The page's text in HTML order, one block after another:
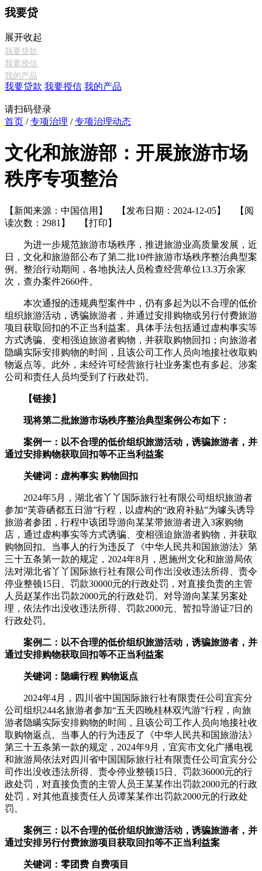
我要贷
展开收起
我要贷款
我要授信
我的产品
我要贷款 我要授信 我的产品
请扫码登录
首页 /专项治理 /专项治理动态
文化和旅游部：开展旅游市场
秩序专项整治
【新闻来源：中国信用】 【发布日期：2024-12-05】 【阅
读次数：2981】
【打印】
为进一步规范旅游市场秩序，推进旅游业高质量发展，近
日，文化和旅游部公布了第二批10件旅游市场秩序整治典型案
例。整治行动期间，各地执法人员检查经营单位13.3万余家
次，查办案件2660件。
本次通报的违规典型案件中，仍有多起为以不合理的低价
组织旅游活动，诱骗旅游者，并通过安排购物或另行付费旅游
项目获取回扣的不正当利益案。具体手法包括通过虚构事实等
方式诱骗、变相强迫旅游者购物，并获取购物回扣；向旅游者
隐瞒实际安排购物的时间，且该公司工作人员向地接社收取购
物返点等。此外，未经许可经营旅行社业务案也有多起。涉案
公司和责任人员均受到了行政处罚。
【链接】
现将第二批旅游市场秩序整治典型案例公布如下：
案例一：以不合理的低价组织旅游活动，诱骗旅游者，并
通过安排购物获取回扣等不正当利益案
关键词：虚构事实 购物回扣
2024年5月，湖北省丫丫国际旅行社有限公司组织旅游者
参加“芙蓉硒都五日游”行程，以虚构的“政府补贴”为噱头诱导
旅游者参团，行程中该团导游向某某带旅游者进入3家购物
店，通过虚构事实等方式诱骗、变相强迫旅游者购物，并获取
购物回扣。当事人的行为违反了《中华人民共和国旅游法》第
三十五条第一款的规定，2024年8月，恩施州文化和旅游局依
法对湖北省丫丫国际旅行社有限公司作出没收违法所得、责令
停业整顿15日、罚款30000元的行政处罚，对直接负责的主管
人员赵某作出罚款2000元的行政处罚。对导游向某某另案处
理，依法作出没收违法所得、罚款2000元、暂扣导游证7日的
行政处罚。
案例二：以不合理的低价组织旅游活动，诱骗旅游者，并
通过安排购物获取回扣等不正当利益案
关键词：隐瞒行程 购物返点
2024年4月，四川省中国国际旅行社有限责任公司宜宾分
公司组织244名旅游者参加“五天四晚桂林双汽游”行程，向旅
游者隐瞒实际安排购物的时间，且该公司工作人员向地接社收
取购物返点。当事人的行为违反了《中华人民共和国旅游法》
第三十五条第一款的规定，2024年9月，宜宾市文化广播电视
和旅游局依法对四川省中国国际旅行社有限责任公司宜宾分公
司作出没收违法所得、责令停业整顿15日、罚款36000元的行
政处罚，对直接负责的主管人员王某某作出罚款2000元的行政
处罚，对其他直接责任人员谭某某作出罚款2000元的行政处
罚。
案例三：以不合理的低价组织旅游活动，诱骗旅游者，并
通过安排另行付费旅游项目获取回扣等不正当利益案
关键词：零团费 自费项目